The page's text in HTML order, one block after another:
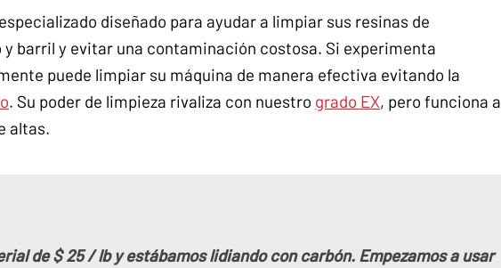
diseñado para ayudar a limpiar sus resinas de
barril y evitar una contaminación costosa. Si experimenta
puede limpiar su máquina de manera efectiva evitando la
. Su poder de limpieza rivaliza con nuestro grado EX, pero funciona a
altas.
de $ 25 / lb y estábamos lidiando con carbón. Empezamos a usar